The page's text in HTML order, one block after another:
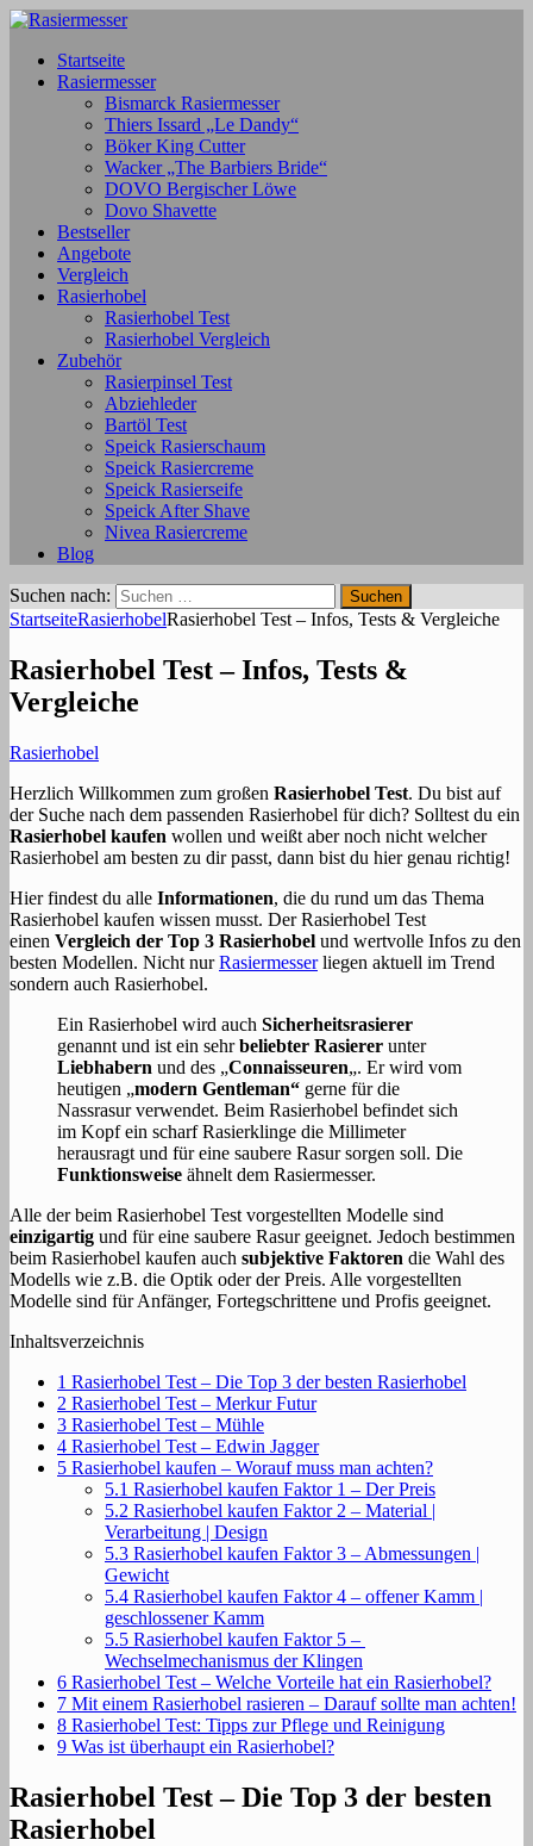
Startseite
Rasiermesser
Bismarck Rasiermesser
Thiers Issard „Le Dandy“
Böker King Cutter
Wacker „The Barbiers Bride“
DOVO Bergischer Löwe
Dovo Shavette
Bestseller
Angebote
Vergleich
Rasierhobel
Rasierhobel Test
Rasierhobel Vergleich
Zubehör
Rasierpinsel Test
Abziehleder
Bartöl Test
Speick Rasierschaum
Speick Rasiercreme
Speick Rasierseife
Speick After Shave
Nivea Rasiercreme
Blog
Suchen nach:
StartseiteRasierhobelRasierhobel Test – Infos, Tests & Vergleiche
Rasierhobel Test – Infos, Tests &
Vergleiche
Rasierhobel
Herzlich Willkommen zum großen Rasierhobel Test. Du bist auf
der Suche nach dem passenden Rasierhobel für dich? Solltest du ein
Rasierhobel kaufen wollen und weißt aber noch nicht welcher
Rasierhobel am besten zu dir passt, dann bist du hier genau richtig!
Hier findest du alle Informationen, die du rund um das Thema
Rasierhobel kaufen wissen musst. Der Rasierhobel Test
einen Vergleich der Top 3 Rasierhobel und wertvolle Infos zu den
besten Modellen. Nicht nurRasiermesserliegen aktuell im Trend
sondern auch Rasierhobel.
Ein Rasierhobel wird auch Sicherheitsrasierer
genannt und ist ein sehrbeliebter Rasierer unter
Liebhabern und des „Connaisseuren„. Er wird vom
heutigen „modern Gentleman“ gerne für die
Nassrasur verwendet. Beim Rasierhobel befindet sich
im Kopf ein scharf Rasierklinge die Millimeter
herausragt und für eine saubere Rasur sorgen soll. Die
Funktionsweise ähnelt dem Rasiermesser.
Alle der beim Rasierhobel Test vorgestellten Modelle sind
einzigartig und für eine saubere Rasur geeignet. Jedoch bestimmen
beim Rasierhobel kaufen auch subjektive Faktoren die Wahl des
Modells wie z.B. die Optik oder der Preis. Alle vorgestellten
Modelle sind für Anfänger, Fortegschrittene und Profis geeignet.
Inhaltsverzeichnis
1 Rasierhobel Test – Die Top 3 der besten Rasierhobel
2 Rasierhobel Test – Merkur Futur
3 Rasierhobel Test – Mühle
4 Rasierhobel Test – Edwin Jagger
5 Rasierhobel kaufen – Worauf muss man achten?
5.1 Rasierhobel kaufen Faktor 1 – Der Preis
5.2 Rasierhobel kaufen Faktor 2 – Material |
Verarbeitung | Design
5.3 Rasierhobel kaufen Faktor 3 – Abmessungen |
Gewicht
5.4 Rasierhobel kaufen Faktor 4 – offener Kamm |
geschlossener Kamm
5.5 Rasierhobel kaufen Faktor 5 –
Wechselmechanismus der Klingen
6 Rasierhobel Test – Welche Vorteile hat ein Rasierhobel?
7 Mit einem Rasierhobel rasieren – Darauf sollte man achten!
8 Rasierhobel Test: Tipps zur Pflege und Reinigung
9 Was ist überhaupt ein Rasierhobel?
Rasierhobel Test – Die Top 3 der besten
Rasierhobel